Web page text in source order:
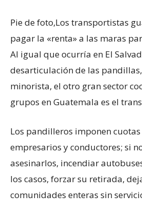
Pie de foto,Los transportistas
pagar la «renta» a las maras
Al igual que ocurría en El
desarticulación de las
minorista, el otro gran sector
grupos en Guatemala es el
Los pandilleros imponen
empresarios y conductores; si
asesinarlos, incendiar
los casos, forzar su retirada,
comunidades enteras sin